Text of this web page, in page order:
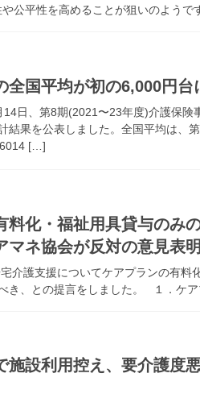
公平性を高めることが狙いのよう
全国平均が初の6,000円台
14日、第8期(2021〜23年度)介護保険
結果を公表しました。全国平均は、
[…]
料化・福祉用具貸与のみ
マネ協会が反対の意見表
介護支援についてケアプランの有料
き、との提言をしました。 １．ケ
施設利用控え、要介護度